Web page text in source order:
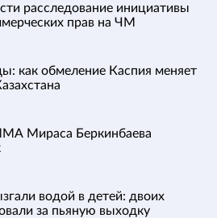
расследование инициативы
прав на ЧМ
как обмеление Каспия меняет
Мираса Беркинбаева
водой в детей: двоих
за пьяную выходку